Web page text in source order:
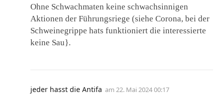
Ohne Schwachmaten keine schwachsinnigen
Aktionen der Führungsriege (siehe Corona, bei der
Schweinegrippe hats funktioniert die interessierte
keine Sau}.
jeder hasst die Antifa am 22. Mai 2024 00:17